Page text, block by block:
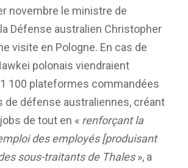
novembre le ministre de
la Défense australien Christopher
visite en Pologne. En cas de
polonais viendraient
1 100 plateformes commandées
de défense australiennes, créant
de tout en « renforçant la
des employés [produisant
sous-traitants de Thales», a